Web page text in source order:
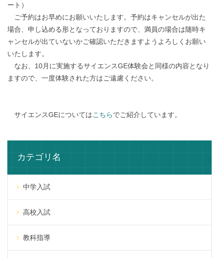
ート）
ご予約はお早めにお願いいたします。予約はキャンセルが出た
場合、申し込める形となっておりますので、満員の場合は随時キ
ャンセルが出ていないかご確認いただきますようよろしくお願い
いたします。
なお、10月に実施するサイエンスGE体験会と同様の内容となり
ますので、一度体験された方はご遠慮ください。
サイエンスGEについてはこちらでご紹介しています。
カテゴリ名
中学入試
高校入試
教科指導